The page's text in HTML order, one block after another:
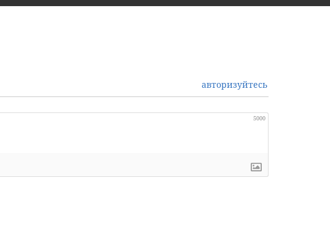
авторизуйтесь
5000